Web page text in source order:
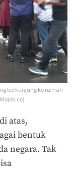
berkunjung ke rumah
atas,
bentuk
negara. Tak